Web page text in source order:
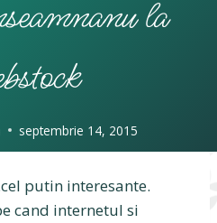
la
septembrie 14, 2015
putin interesante.
cand internetul si